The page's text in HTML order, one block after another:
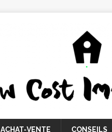
ACHAT-VENTE CONSEILS